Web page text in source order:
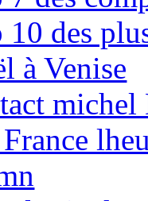
10 des
à Venise